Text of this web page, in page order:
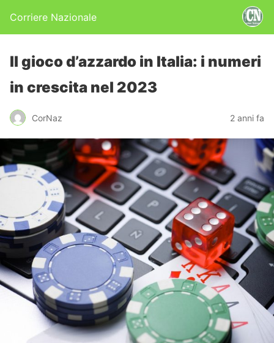
Corriere Nazionale
Il gioco d’azzardo in Italia: i numeri
in crescita nel 2023
CorNaz 2 anni fa